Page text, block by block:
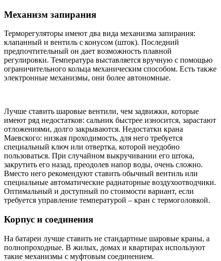
Механизм запирания
Терморегуляторы имеют два вида механизма запирания:
клапанный и вентиль с конусом (шток). Последний
предпочтительный он дает возможность плавной
регулировки. Температура выставляется вручную с помощью
ограничительного кольца механическим способом. Есть также
электронные механизмы, они более автономные.
Лучше ставить шаровые вентили, чем задвижки, которые
имеют ряд недостатков: сальник быстрее износится, зарастают
отложениями, долго закрываются. Недостатки крана
Маевского: низкая проходимость, для него требуется
специальный ключ или отвертка, которой неудобно
пользоваться. При случайном выкручивании его штока,
закрутить его назад, преодолев напор воды, очень сложно.
Вместо него рекомендуют ставить обычный вентиль или
специальные автоматические радиаторные воздухоотводчики.
Оптимальный и доступный по стоимости вариант, если
требуется управление температурой – кран с термоголовкой.
Корпус и соединения
На батареи лучше ставить не стандартные шаровые краны, а
полнопроходные. В жилых, домах и квартирах используют
такие механизмы с муфтовым соединением.